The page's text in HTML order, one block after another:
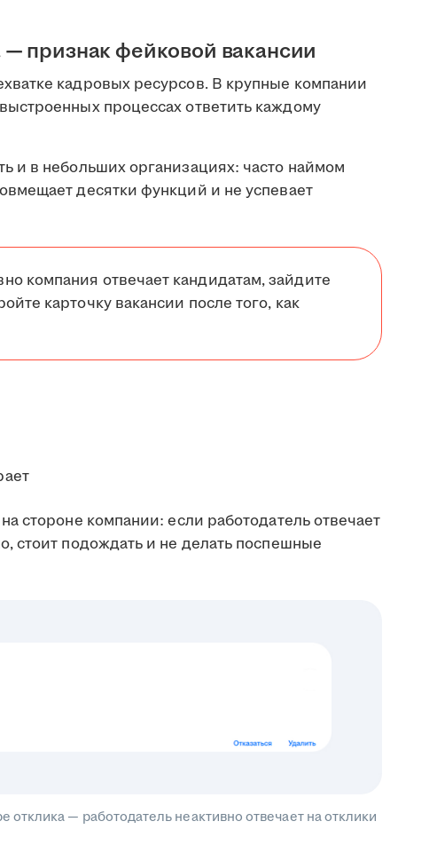
признак фейковой вакансии
кадровых ресурсов. В крупные компании
процессах ответить каждому
и в небольших организациях: часто наймом
десятки функций и не успевает
компания отвечает кандидатам, зайдите
карточку вакансии после того, как
стороне компании: если работодатель отвечает
стоит подождать и не делать поспешные
— работодатель неактивно отвечает на отклики